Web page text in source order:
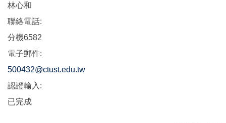
林心和
聯絡電話:
分機6582
電子郵件:
500432@ctust.edu.tw
認證輸入:
已完成